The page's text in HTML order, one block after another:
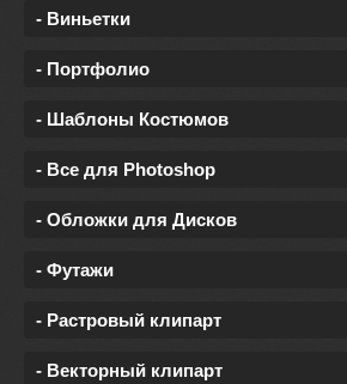
- Виньетки
- Портфолио
- Шаблоны Костюмов
- Все для Photoshop
- Обложки для Дисков
- Футажи
- Растровый клипарт
- Векторный клипарт